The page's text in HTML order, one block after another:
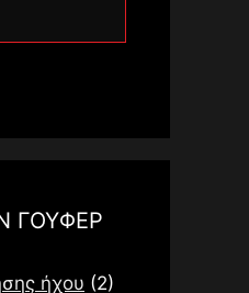
ΓΟΥΦΕΡ
ήχου (2)